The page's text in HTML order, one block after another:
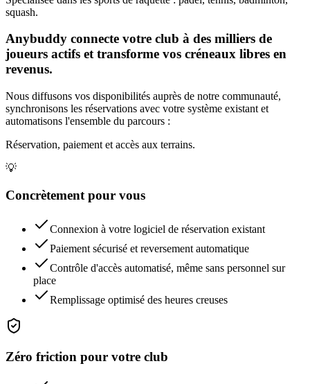
squash.
Anybuddy connecte votre club à des milliers de
joueurs actifs et transforme vos créneaux libres en
revenus.
Nous diffusons vos disponibilités auprès de notre communauté,
synchronisons les réservations avec votre système existant et
automatisons l'ensemble du parcours :
Réservation, paiement et accès aux terrains.
💡
Concrètement pour vous
Connexion à votre logiciel de réservation existant
Paiement sécurisé et reversement automatique
Contrôle d'accès automatisé, même sans personnel sur
place
Remplissage optimisé des heures creuses
Zéro friction pour votre club